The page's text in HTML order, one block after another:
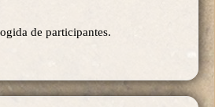
de participantes.